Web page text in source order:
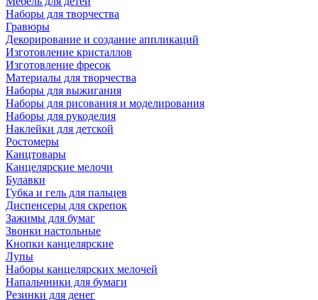
Наборы для творчества
Гравюры
Декорирование и создание аппликаций
Изготовление кристаллов
Изготовление фресок
Материалы для творчества
Наборы для выжигания
Наборы для рисования и моделирования
Наборы для рукоделия
Наклейки для детской
Ростомеры
Канцтовары
Канцелярские мелочи
Булавки
Губка и гель для пальцев
Диспенсеры для скрепок
Зажимы для бумаг
Звонки настольные
Кнопки канцелярские
Лупы
Наборы канцелярских мелочей
Напальчники для бумаги
Резинки для денег